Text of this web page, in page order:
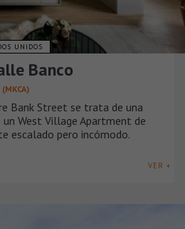
UNIDOS
Banco
Bank Street se trata de una
West Village Apartment de
escalado pero incómodo.
VER +